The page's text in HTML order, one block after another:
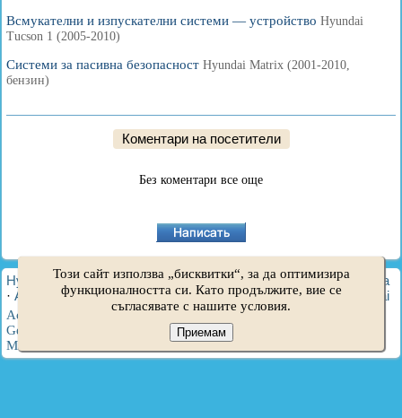
Всмукателни и изпускателни системи — устройство Hyundai
Tucson 1 (2005-2010)
Системи за пасивна безопасност Hyundai Matrix (2001-2010,
бензин)
Коментари на посетители
Без коментари все още
HyundaiBook.ru © 2018-2026·Пълна версия·Карта на сайта
· Администрация·Търсене в сайта ·Собственици на Hyundai
Accent 1 Accent 2·Accent 3 · Elantra 1 ·Elantra 2
Getz
Santa Fe 2·
Matrix
Този сайт използва „бисквитки“, за да оптимизира
функционалността си. Като продължите, вие се
съгласявате с нашите условия.
Приемам